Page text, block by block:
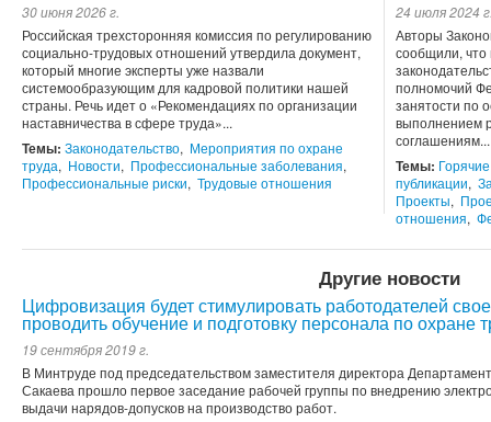
30 июня 2026 г.
Российская трехсторонняя комиссия по регулированию
социально-трудовых отношений утвердила документ,
который многие эксперты уже назвали
системообразующим для кадровой политики нашей
страны. Речь идет о «Рекомендациях по организации
наставничества в сфере труда»...
Темы: Законодательство, Мероприятия по охране
труда, Новости, Профессиональные заболевания,
Профессиональные риски, Трудовые отношения
24 июля 2024
Авторы
сообщили,
полномочий
занятости по
выполнением
соглашениям...
Темы:
публикации,
Проекты,
отношения,
Другие новости
Цифровизация будет стимулировать работодателей
проводить обучение и подготовку персонала по охране
19 сентября 2019 г.
В Минтруде под председательством заместителя директора
Сакаева прошло первое заседание рабочей группы по внедрению
выдачи нарядов-допусков на производство работ.